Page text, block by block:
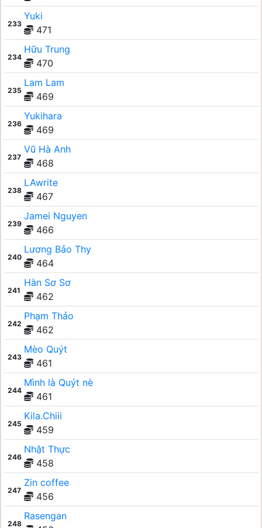
233
Yuki
471
234
Hữu Trung
470
235
Lam Lam
469
236
Yukihara
469
237
Vũ Hà Anh
468
238
LAwrite
467
239
Jamei Nguyen
466
240
Lương Bảo Thy
464
241
Hàn Sơ Sơ
462
242
Phạm Thảo
462
243
Mèo Quýt
461
244
Mình là Quýt nè
461
245
Kila.Chiii
459
246
Nhật Thực
458
247
Zin coffee
456
248
Rasengan